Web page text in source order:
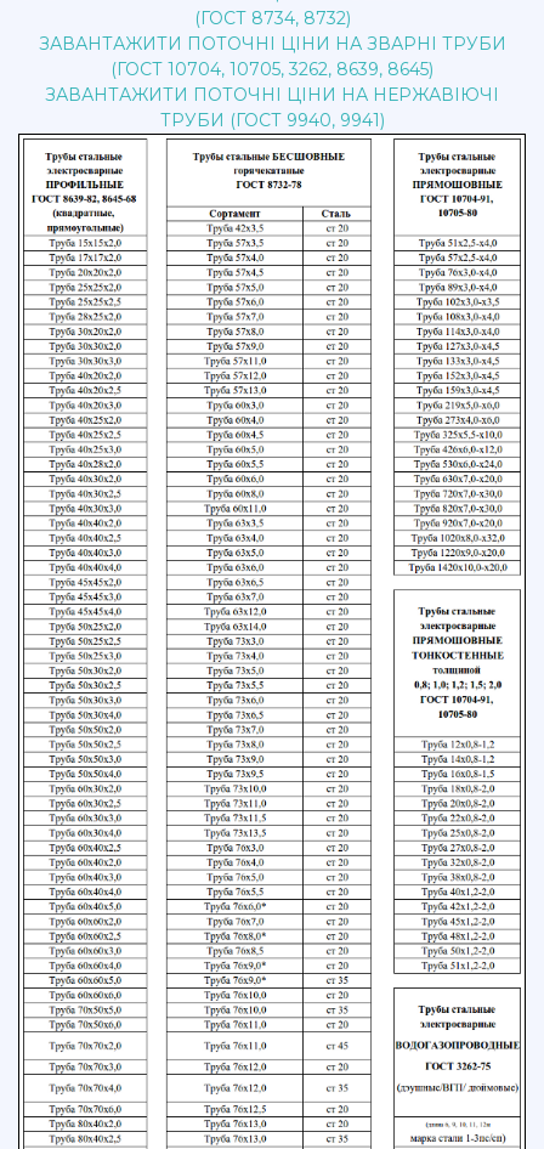
(ГОСТ 8734, 8732)
ЗАВАНТАЖИТИ ПОТОЧНІ ЦІНИ НА ЗВАРНІ ТРУБИ
(ГОСТ 10704, 10705, 3262, 8639, 8645)
ЗАВАНТАЖИТИ ПОТОЧНІ ЦІНИ НА НЕРЖАВІЮЧІ
ТРУБИ (ГОСТ 9940, 9941)